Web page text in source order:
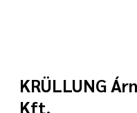
KRÜLLUNG
Kft.